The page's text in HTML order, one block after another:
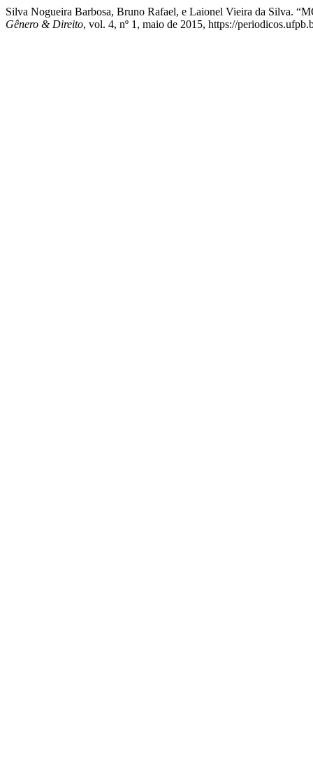
Silva Nogueira Barbosa, Bruno Rafael, e Laionel Vieira da
Gênero & Direito, vol. 4, nº 1, maio de 2015, https://